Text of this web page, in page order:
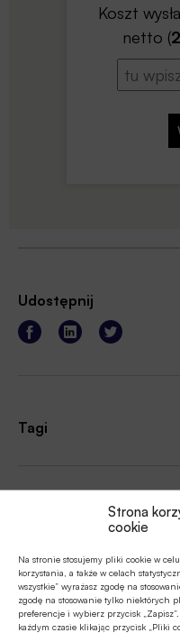
Strona
cookie
Na stronie stosujemy pliki cookie w
korzystania, a także w celach
wszystkie” wyrażasz zgodę na
zgodę na stosowanie tylko niektórych
preferencje i wybierz przycisk
każdym czasie klikając przycisk „Pliki
Koszt
netto (
Udostępnij
Tagi
Źródło